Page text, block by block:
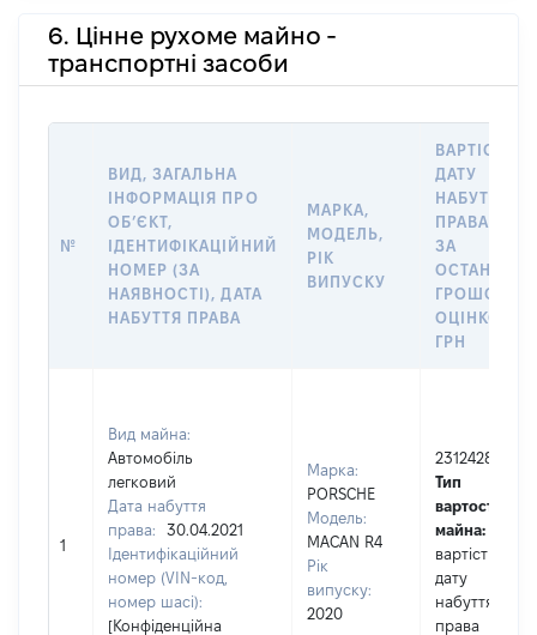
6. Цінне рухоме майно -
транспортні засоби
№
ВИД, ЗАГАЛЬНА
ІНФОРМАЦІЯ ПРО
ОБʼЄКТ,
ІДЕНТИФІКАЦІЙНИЙ
НОМЕР (ЗА
НАЯВНОСТІ), ДАТА
НАБУТТЯ ПРАВА
МАРКА,
МОДЕЛЬ,
РІК
ВИПУСКУ
ВАРТІСТЬ
ДАТУ
НАБУТТЯ
ПРАВА АБО
ЗА
ОЦІНКОЮ,
ГРН
1
Вид майна:
Автомобіль
легковий
Дата набуття
права:
30.04.2021
Ідентифікаційний
номер (VIN-код,
номер шасі):
[Конфіденційна
Марка:
PORSCHE
Модель:
MACAN R4
Рік
випуску:
2020
2312428
Тип
вартості
майна:
вартість на
дату
набуття
права